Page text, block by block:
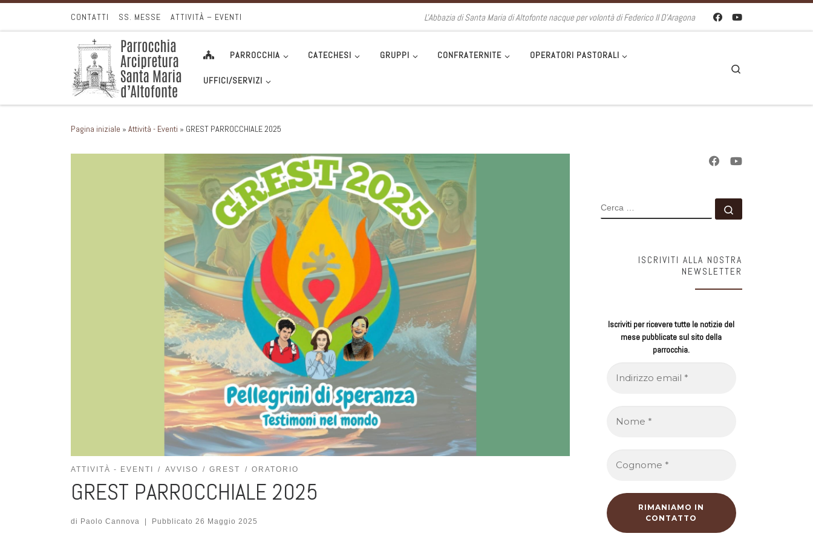
Passa al contenutoCONTATTI SS. MESSE ATTIVITÀ – EVENTI L'Abbazia di Santa Maria di Altofonte nacque per volontà di Federico II D'Aragona
PARROCCHIA CATECHESI GRUPPI CONFRATERNITE OPERATORI PASTORALI
UFFICI/SERVIZI
Pagina iniziale » Attività - Eventi » GREST PARROCCHIALE 2025
ATTIVITÀ - EVENTI AVVISO GREST ORATORIO
GREST PARROCCHIALE 2025
di Paolo Cannova | Pubblicato 26 Maggio 2025
CERCA
ISCRIVITI ALLA NOSTRA
NEWSLETTER
Iscriviti per ricevere tutte le notizie del
mese pubblicate sul sito della
parrocchia.